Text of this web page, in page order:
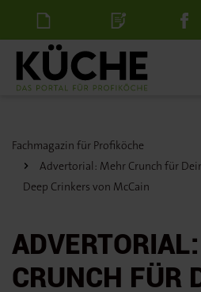
NewsletterStellenanzeige
Fachmagazin für Profiköche
Advertorial: Mehr Crunch für
Deep Crinkers von McCain
CRUNCH FÜR